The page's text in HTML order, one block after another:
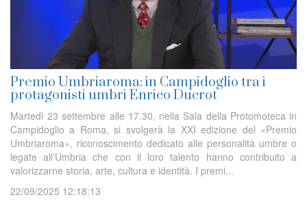
Premio Umbriaroma: in Campidoglio tra i
protagonisti umbri Enrico Ducrot
Martedì 23 settembre alle 17.30, nella Sala della Protomoteca in
Campidoglio a Roma, si svolgerà la XXI edizione del «Premio
Umbriaroma», riconoscimento dedicato alle personalità umbre o
legate all’Umbria che con il loro talento hanno contribuito a
valorizzarne storia, arte, cultura e identità. I premi...
22/09/2025 12:18:13